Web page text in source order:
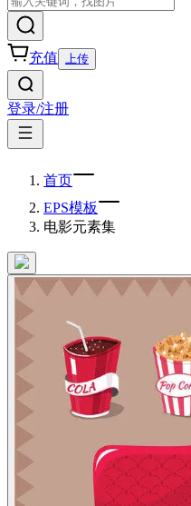
充值 上传
登录/注册
首页
EPS模板
电影元素集